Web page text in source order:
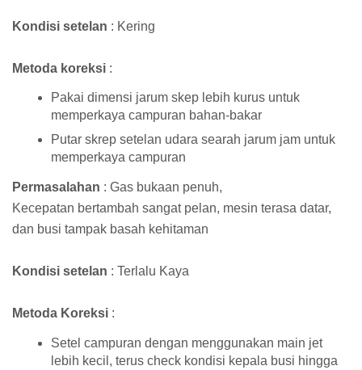
Kondisi setelan : Kering
Metoda koreksi :
Pakai dimensi jarum skep lebih kurus untuk
memperkaya campuran bahan-bakar
Putar skrep setelan udara searah jarum jam untuk
memperkaya campuran
Permasalahan : Gas bukaan penuh,
Kecepatan bertambah sangat pelan, mesin terasa datar,
dan busi tampak basah kehitaman
Kondisi setelan : Terlalu Kaya
Metoda Koreksi :
Setel campuran dengan menggunakan main jet
lebih kecil, terus check kondisi kepala busi hingga